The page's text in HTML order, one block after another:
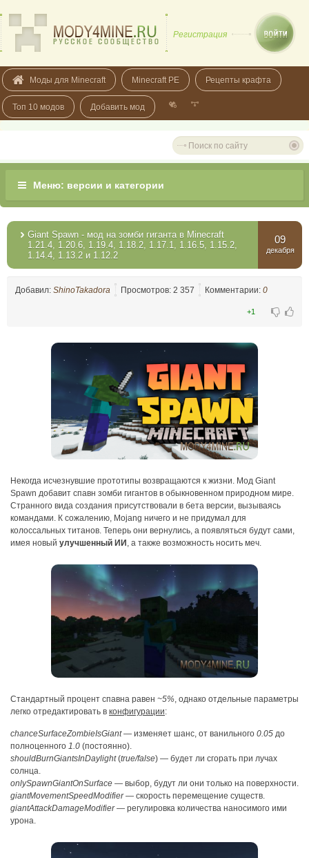
Регистрация
Моды для Minecraft Minecraft PE Рецепты крафта
Топ 10 модов Добавить мод
Giant Spawn - мод на зомби гиганта в Minecraft
1.21.4, 1.20.6, 1.19.4, 1.18.2, 1.17.1, 1.16.5, 1.15.2,
1.14.4, 1.13.2 и 1.12.2
09
декабря
Добавил: ShinoTakadora Просмотров: 2 357 Комментарии: 0
+1
Некогда исчезнувшие прототипы возвращаются к жизни. Мод Giant
Spawn добавит спавн зомби гигантов в обыкновенном природном мире.
Странного вида создания присутствовали в бета версии, вызываясь
командами. К сожалению, Mojang ничего и не придумал для
колоссальных титанов. Теперь они вернулись, а появляться будут сами,
имея новый улучшенный ИИ , а также возможность носить меч.
Стандартный процент спавна равен ~5% , однако отдельные параметры
легко отредактировать в конфигурации:
chanceSurfaceZombieIsGiant— изменяет шанс, от ванильного 0.05 до
полноценного 1.0 (постоянно).
shouldBurnGiantsInDaylight(true/false) — будет ли сгорать при лучах
солнца.
onlySpawnGiantOnSurface — выбор, будут ли они только на поверхности.
giantMovementSpeedModifier— скорость перемещение существ.
giantAttackDamageModifier— регулировка количества наносимого ими
урона.